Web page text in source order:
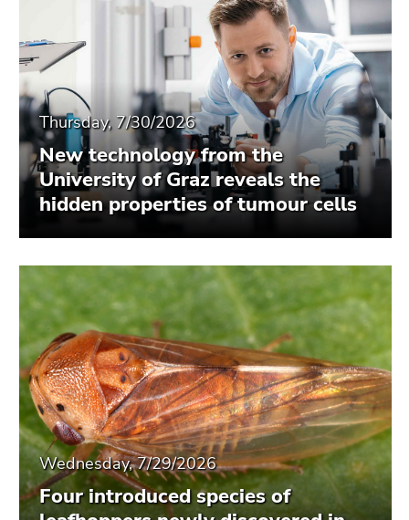
Thursday, 7/30/2026
New technology from the
University of Graz reveals the
hidden properties of tumour cells
Wednesday, 7/29/2026
Four introduced species of